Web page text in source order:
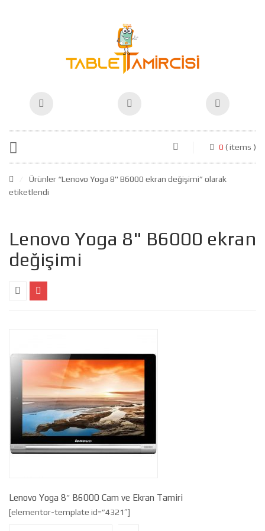
0 ( items )
Ürünler “Lenovo Yoga 8" B6000 ekran değişimi” olarak
etiketlendi
Lenovo Yoga 8" B6000 ekran
değişimi
Lenovo Yoga 8″ B6000 Cam ve Ekran Tamiri
[elementor-template id=”4321″]